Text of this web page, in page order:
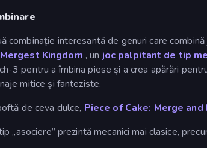
combinație interesantă de genuri care
Mergest Kingdom , un joc palpitant de tip
3 pentru a îmbina piese și a crea apărări
mitice și fanteziste.
de ceva dulce, Piece of Cake: Merge and
„asociere” prezintă mecanici mai clasice,